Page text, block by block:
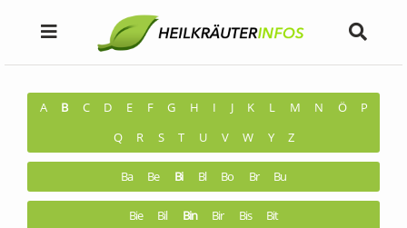
A B C D E F G H I J K L M N Ö
P
Q
R S T U V W Y Z
Ba Be Bi Bl Bo Br Bu
Bie Bil Bin Bir Bis Bit